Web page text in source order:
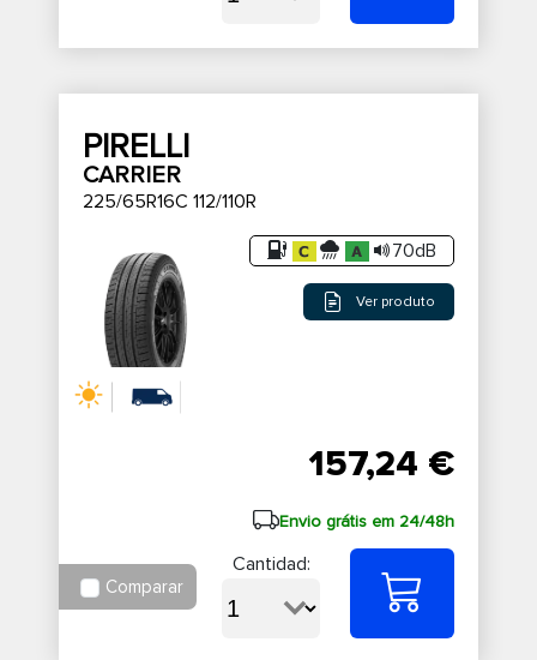
PIRELLI
CARRIER
225/65R16C 112/110R
70dB
Ver produto
157,24 €
Envio grátis em 24/48h
Comparar
Cantidad: